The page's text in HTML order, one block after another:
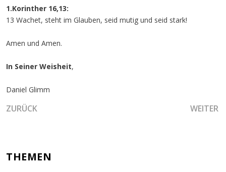
1.Korinther 16,13:
13 Wachet, steht im Glauben, seid mutig und seid stark!
Amen und Amen.
In Seiner Weisheit,
Daniel Glimm
VORHERIGER BEITRAG: DER EINTRITT IN DAS FELD DER
ZURÜCK WEITER
THEMEN